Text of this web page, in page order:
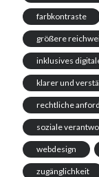
farbkontraste
größere
inklusives
klarer und
rechtliche
soziale
webdesign
zugänglichkeit